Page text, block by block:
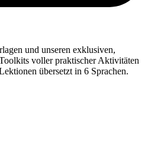
und unseren exklusiven,
voller praktischer Aktivitäten
übersetzt in 6 Sprachen.